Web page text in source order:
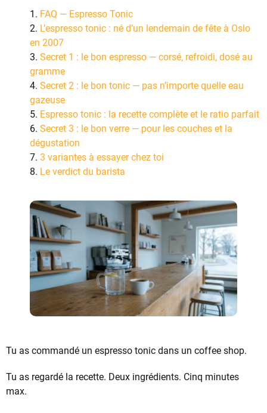
FAQ — Espresso Tonic
L’espresso tonic : né d’un lendemain de fête à Oslo
en 2007
Secret 1 : le bon espresso — corsé, refroidi, dosé au
gramme
Secret 2 : le bon tonic — pas n’importe quelle eau
gazeuse
Espresso tonic : la recette complète et le ratio parfait
Secret 3 : le bon verre — pour les couches et la
dégustation
3 variantes à essayer chez toi
Le verdict du barista
Tu as commandé un espresso tonic dans un coffee shop.
Tu as regardé la recette. Deux ingrédients. Cinq minutes
max.